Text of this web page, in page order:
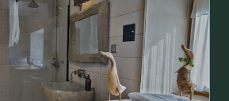
WC